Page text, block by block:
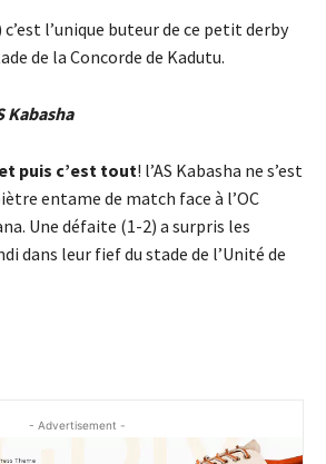
l’unique buteur de ce petit derby
de la Concorde de Kadutu.
Kabasha
puis c’est tout! l’AS Kabasha ne s’est
entame de match face à l’OC
Une défaite (1-2) a surpris les
dans leur fief du stade de l’Unité de
- Advertisement -